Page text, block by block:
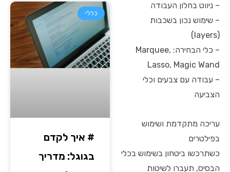
– ניווט בחלון העבודה
– שימוש נכון בשכבות
(layers)
– כלי הבחירה: Marquee,
Lasso, Magic Wand
– עבודה עם צבעים וכלי
הצביעה
עריכה מתקדמת ושימוש
בפילטרים
כשתרכשו ביטחון בשימוש בכלי
הבסיס, תעברו לשיטות
כללי
# איך לקדם
בגוגל: מדריך